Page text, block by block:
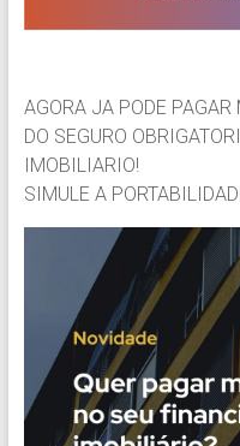
AGORA JA PODE PAGAR
DO SEGURO
IMOBILIARIO!
SIMULE A